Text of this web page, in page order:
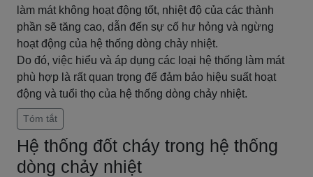
làm mát không hoạt động tốt, nhiệt độ của các thành
phần sẽ tăng cao, dẫn đến sự cố hư hỏng và ngừng
hoạt động của hệ thống dòng chảy nhiệt.
Do đó, việc hiểu và áp dụng các loại hệ thống làm mát
phù hợp là rất quan trọng để đảm bảo hiệu suất hoạt
động và tuổi thọ của hệ thống dòng chảy nhiệt.
Tóm tắt
Hệ thống đốt cháy trong hệ thống
dòng chảy nhiệt